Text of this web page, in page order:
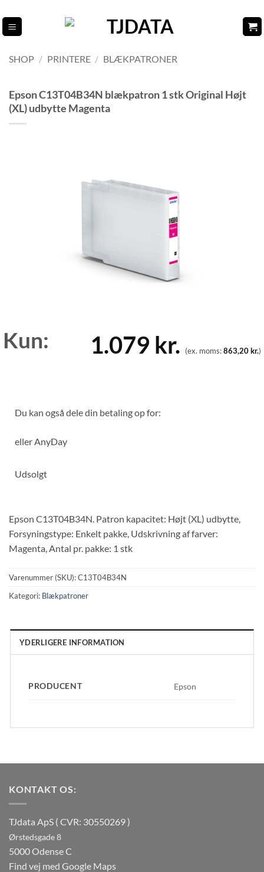
til
indhold
SHOP / PRINTERE / BLÆKPATRONER
Epson C13T04B34N blækpatron 1 stk Original Højt
(XL) udbytte Magenta
Kun: 1.079 kr. (ex. moms:863,20kr.)
Du kan også dele din betaling op for:
ellerAnyDay
Udsolgt
Epson C13T04B34N. Patron kapacitet: Højt (XL) udbytte,
Forsyningstype: Enkelt pakke, Udskrivning af farver:
Magenta, Antal pr. pakke: 1 stk
Varenummer (SKU):C13T04B34N
Kategori: Blækpatroner
YDERLIGERE INFORMATION
PRODUCENT Epson
KONTAKT OS:
TJdata ApS ( CVR: 30550269 )
Ørstedsgade 8
5000 Odense C
Find vej med Google Maps